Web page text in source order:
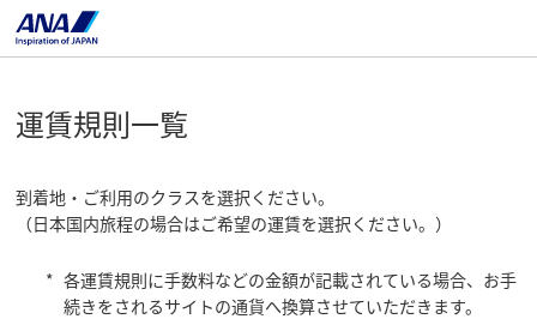
運賃規則一覧
到着地・ご利用のクラスを選択ください。
（日本国内旅程の場合はご希望の運賃を選択ください。）
各運賃規則に手数料などの金額が記載されている場合、お手
続きをされる​サイト​​の通貨へ換算させていただきます。